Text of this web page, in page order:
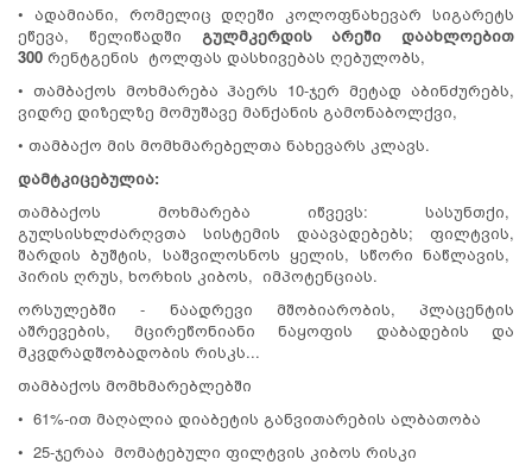
• ადამიანი, რომელიც დღეში კოლოფნახევარ სიგარეტს
ეწევა, წელიწადში გულმკერდის არეში დაახლოებით
300 რენტგენის ტოლფას დასხივებას ღებულობს,
• თამბაქოს მოხმარება ჰაერს 10-ჯერ მეტად აბინძურებს,
ვიდრე დიზელზე მომუშავე მანქანის გამონაბოლქვი,
• თამბაქო მის მომხმარებელთა ნახევარს კლავს.
დამტკიცებულია:
თამბაქოს მოხმარება იწვევს: სასუნთქი,
გულსისხლძარღვთა სისტემის დაავადებებს; ფილტვის,
შარდის ბუშტის, საშვილოსნოს ყელის, სწორი ნაწლავის,
პირის ღრუს, ხორხის კიბოს, იმპოტენციას.
ორსულებში - ნაადრევი მშობიარობის, პლაცენტის
აშრევების, მცირეწონიანი ნაყოფის დაბადების და
მკვდრადშობადობის რისკს...
თამბაქოს მომხმარებლებში
• 61%-ით მაღალია დიაბეტის განვითარების ალბათობა
• 25-ჯერაა მომატებული ფილტვის კიბოს რისკი